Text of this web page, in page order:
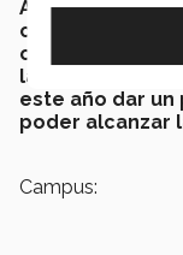
Ambos equipos
campeonato; el
obtuvo el
la medalla de
este año dar un
poder alcanzar
Campus: